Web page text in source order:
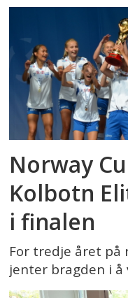
Norway
Kolbotn
i finalen
For tredje året på
jenter bragden i å